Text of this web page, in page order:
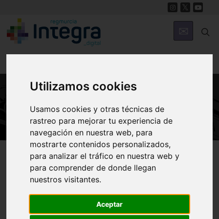
Utilizamos cookies
Usamos cookies y otras técnicas de
rastreo para mejorar tu experiencia de
navegación en nuestra web, para
mostrarte contenidos personalizados,
para analizar el tráfico en nuestra web y
para comprender de donde llegan
nuestros visitantes.
Aceptar
ARTE Y CULTURA
Región de Murcia Digital Arte y Cultura
Los sonidos caribeños